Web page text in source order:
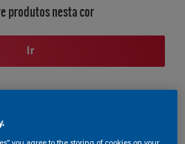
produtos nesta cor
Ir
de cores